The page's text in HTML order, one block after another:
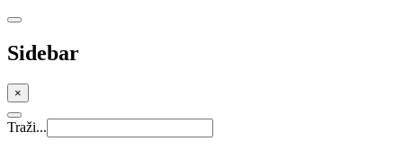
Sidebar
×
Traži...